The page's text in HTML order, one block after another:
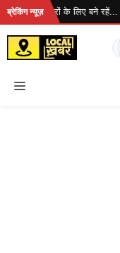
Skip
content
ब्रेकिंग न्यूज़
ताज़ा खबरों के लिए बने रहें...
Menu